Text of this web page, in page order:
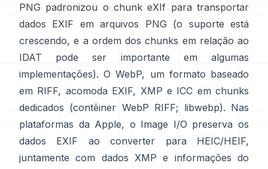
PNG padronizou o chunk eXIf para transportar
dados EXIF em arquivos PNG (o suporte está
crescendo, e a ordem dos chunks em relação ao
IDAT pode ser importante em algumas
implementações). O WebP, um formato baseado
em RIFF, acomoda EXIF, XMP e ICC em chunks
dedicados (contêiner WebP RIFF; libwebp). Nas
plataformas da Apple, o Image I/O preserva os
dados EXIF ao converter para HEIC/HEIF,
juntamente com dados XMP e informações do